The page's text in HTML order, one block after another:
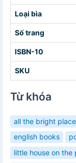
Loại bìa
Số trang
ISBN-10
SKU
Từ khóa
all the bright
english books
little house on the